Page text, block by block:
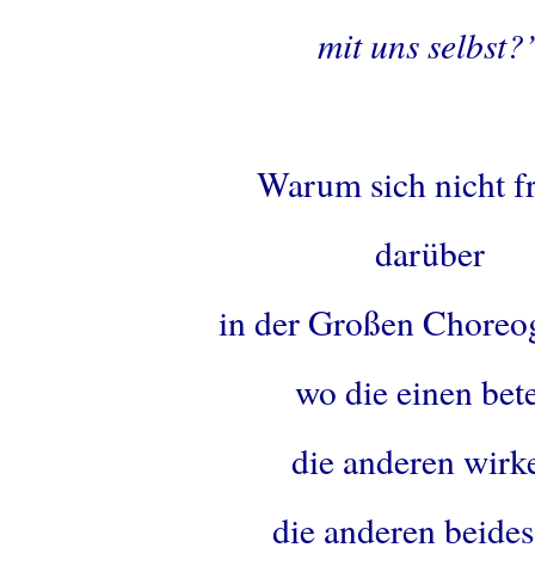
mit uns
Warum sich nicht
darüber
in der Großen
wo die einen
die anderen
die anderen